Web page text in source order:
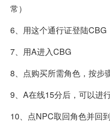
常）
6、用这个通行证登陆CBG
7、用A进入CBG
8、点购买所需角色，按步
9、A在线15分后，可以进
10、点NPC取回角色并回